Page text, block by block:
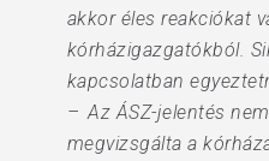
akkor éles reakciókat
kórházigazgatókból.
kapcsolatban
– Az ÁSZ-jelentés
megvizsgálta a